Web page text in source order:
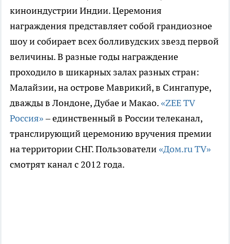
киноиндустрии Индии. Церемония
награждения представляет собой грандиозное
шоу и собирает всех болливудских звезд первой
величины. В разные годы награждение
проходило в шикарных залах разных стран:
Малайзии, на острове Маврикий, в Сингапуре,
дважды в Лондоне, Дубае и Макао. «ZEE TV
Россия»– единственный в России телеканал,
транслирующий церемонию вручения премии
на территории СНГ. Пользователи «Дом.ru TV»
смотрят канал с 2012 года.